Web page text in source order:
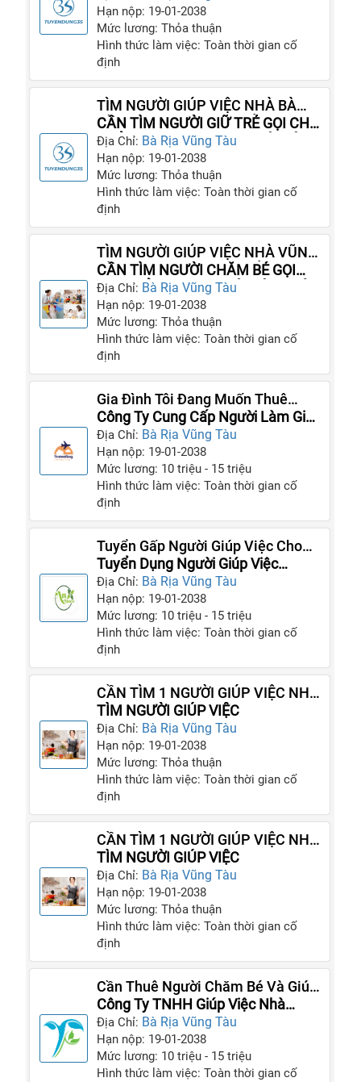
Hạn nộp: 19-01-2038
Mức lương: Thỏa thuận
Hình thức làm việc: Toàn thời gian cố
định
TÌM NGƯỜI GIÚP VIỆC NHÀ BÀ
RỊA 1 NGƯỜI TRÔNG TRẺ 1 NGƯỜI
CHĂM BÀ
CẦN TÌM NGƯỜI GIỮ TRẺ GỌI CHỊ
THẢO DỊCH VỤ SAO MAI LÀ CÓ
NGƯỜI
Địa Chỉ: Bà Rịa Vũng Tàu
Hạn nộp: 19-01-2038
Mức lương: Thỏa thuận
Hình thức làm việc: Toàn thời gian cố
định
TÌM NGƯỜI GIÚP VIỆC NHÀ VŨNG
TÀU 1 NGƯỜI TRÔNG TRẺ 1 NGƯỜI
CHĂM BÀ
CẦN TÌM NGƯỜI CHĂM BÉ GỌI
CHỊ THẢO SAO MAI LÀ CÓ NGƯỜI
SAU 1 PHÚT
Địa Chỉ: Bà Rịa Vũng Tàu
Hạn nộp: 19-01-2038
Mức lương: Thỏa thuận
Hình thức làm việc: Toàn thời gian cố
định
Gia Đình Tôi Đang Muốn Thuê
Mướn Người Giúp Việc Gấp
Công Ty Cung Cấp Người Làm Giúp
Việc Gia Đình
Địa Chỉ: Bà Rịa Vũng Tàu
Hạn nộp: 19-01-2038
Mức lương: 10 triệu - 15 triệu
Hình thức làm việc: Toàn thời gian cố
định
Tuyển Gấp Người Giúp Việc Cho
Gia Đình Mình Ngay Hôm Nay
Tuyển Dụng Người Giúp Việc
Lương Cao
Địa Chỉ: Bà Rịa Vũng Tàu
Hạn nộp: 19-01-2038
Mức lương: 10 triệu - 15 triệu
Hình thức làm việc: Toàn thời gian cố
định
CẦN TÌM 1 NGƯỜI GIÚP VIỆC NHÀ
BÀ RỊA 1 NGƯỜI CHĂM BÉ 1
NGƯỜI CHĂM BÀ
TÌM NGƯỜI GIÚP VIỆC
Địa Chỉ: Bà Rịa Vũng Tàu
Hạn nộp: 19-01-2038
Mức lương: Thỏa thuận
Hình thức làm việc: Toàn thời gian cố
định
CẦN TÌM 1 NGƯỜI GIÚP VIỆC NHÀ
VŨNG TÀU 1 NGƯỜI CHĂM BÉ 1
NGƯỜI CHĂM BÀ
TÌM NGƯỜI GIÚP VIỆC
Địa Chỉ: Bà Rịa Vũng Tàu
Hạn nộp: 19-01-2038
Mức lương: Thỏa thuận
Hình thức làm việc: Toàn thời gian cố
định
Cần Thuê Người Chăm Bé Và Giúp
Việc Cho Gia Đình Mình
Công Ty TNHH Giúp Việc Nhà
Thiên Phúc
Địa Chỉ: Bà Rịa Vũng Tàu
Hạn nộp: 19-01-2038
Mức lương: 10 triệu - 15 triệu
Hình thức làm việc: Toàn thời gian cố